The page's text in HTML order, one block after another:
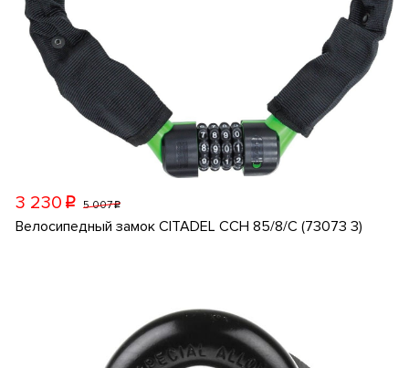
3 230 p 5 007p
Велосипедный замок CITADEL CCH 85/8/C (73073 3)